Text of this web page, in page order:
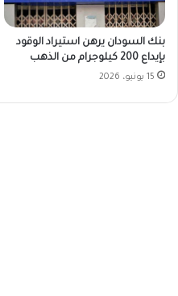
بنك السودان يرهن استيراد الوقود
بإيداع 200 كيلوجرام من الذهب
15 يونيو، 2026